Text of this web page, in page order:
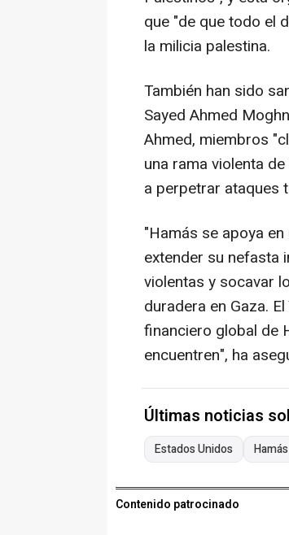
que "de que todo el
la milicia palestina.
También han sido
Sayed Ahmed
Ahmed, miembros
una rama violenta
a perpetrar ataques
"Hamás se apoya
extender su nefasta
violentas y socavar
duradera en Gaza.
financiero global de
encuentren", ha
Últimas noticias
Estados Unidos Hamás
Contenido patrocinado